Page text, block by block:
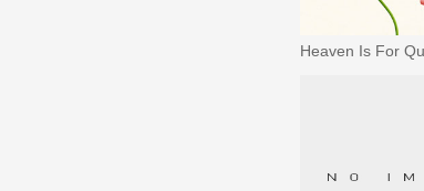
Heaven Is For